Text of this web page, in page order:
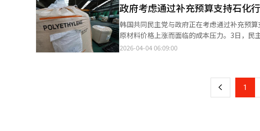
事，以降低整体董事人数，并减少外部人员
关章程，其中15家公司实际缩减了董事人数
等都在其中。特别是晓星在其5个主要子公司
公司有14家。韩华在7个子公司中推动相关章
将原本2年的董事任期延长至3年。随着明年
存’。”※ 本报道经人工智能（AI）系统翻译
政府考虑通过补充预算支持石化
韩国共同民主党与政府正在考虑通过补充预
原材料价格上涨而面临的成本压力。3日，
料行业探讨石脑油供应稳定和合成树脂价格
主党和政府还要求石化企业放缓价格上涨速
动性，还讨论了制度改进，提出了分阶段调
以确保价格稳定。政府正在研究包括补充预
2026-04-04 06:09:00
上 1